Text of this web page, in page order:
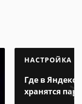
НАСТРОЙКА
Где в Яндекс
хранятся